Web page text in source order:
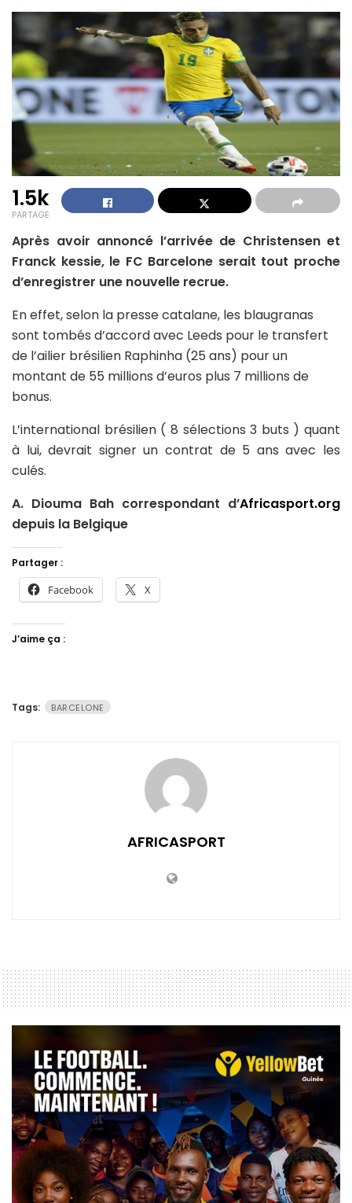
1.5k
PARTAGE
Après avoir annoncé l’arrivée de Christensen et
Franck kessie, le FC Barcelone serait tout proche
d’enregistrer une nouvelle recrue.
En effet, selon la presse catalane, les blaugranas
sont tombés d’accord avec Leeds pour le transfert
de l’ailier brésilien Raphinha (25 ans) pour un
montant de 55 millions d’euros plus 7 millions de
bonus.
L’international brésilien ( 8 sélections 3 buts ) quant
à lui, devrait signer un contrat de 5 ans avec les
culés.
A. Diouma Bah correspondant d’Africasport.org
depuis la Belgique
Partager :
Facebook X
J’aime ça :
Tags: BARCELONE
AFRICASPORT